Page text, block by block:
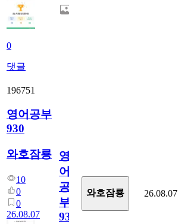
0
댓글
196751
영어공부
930
와호잠룡
10
0
0
26.08.07
영
어
공
부
930
와호잠룡 26.08.07